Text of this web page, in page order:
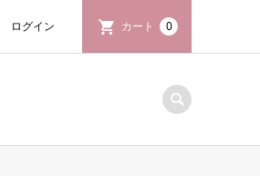
ログイン カート 0